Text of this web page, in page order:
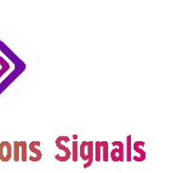
te kry